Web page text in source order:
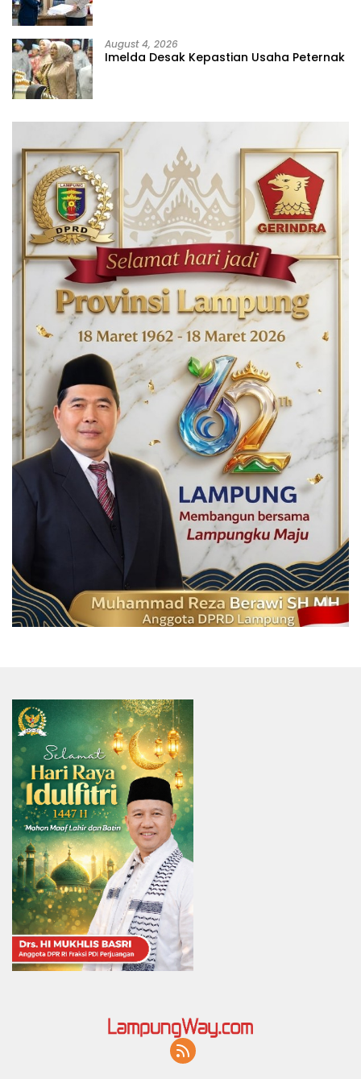
August 4, 2026
Imelda Desak Kepastian Usaha Peternak